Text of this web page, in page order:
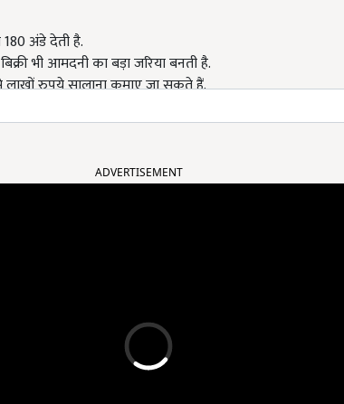
अंडे देती है.
भी आमदनी का बड़ा जरिया बनती है.
लाखों रुपये सालाना कमाए जा सकते हैं.